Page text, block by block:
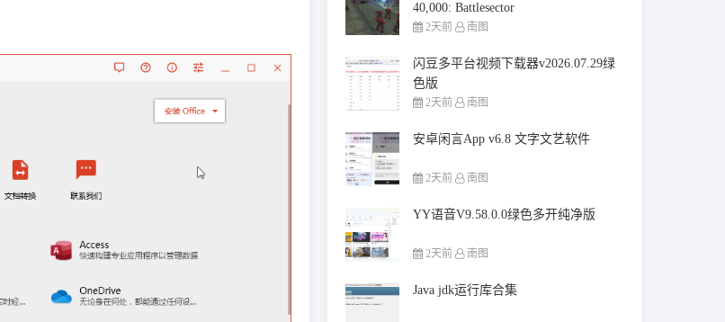
40,000: Battlesector
2天前 南图
闪豆多平台视频下载器v2026.07.29绿
色版
2天前 南图
安卓闲言App v6.8 文字文艺软件
2天前 南图
YY语音V9.58.0.0绿色多开纯净版
2天前 南图
Java jdk运行库合集